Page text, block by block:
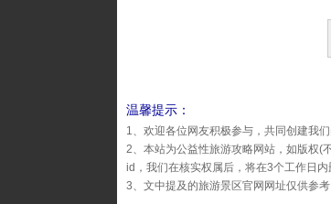
温馨提示：
1、欢迎各位网友积极参与，共同创建我
2、本站为公益性旅游攻略网站，如版权(
id，我们在核实权属后，将在3个工作日内
3、文中提及的旅游景区官网网址仅供参